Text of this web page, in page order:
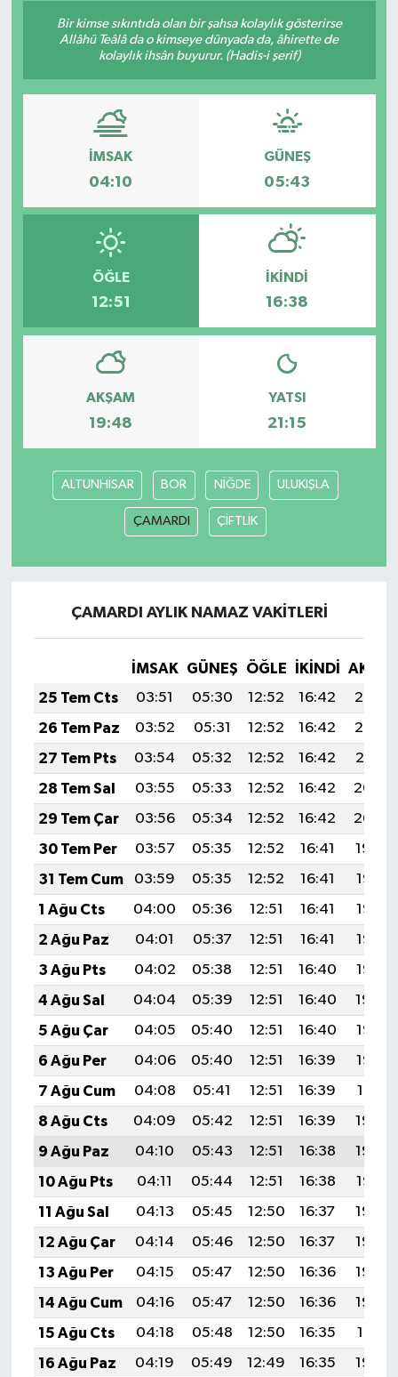
Bir kimse sıkıntıda olan bir şahsa kolaylık gösterirse
Allâhü Teâlâ da o kimseye dünyada da, âhirette de
kolaylık ihsân buyurur. (Hadis-i şerif)
İMSAK
04:10
GÜNEŞ
05:43
ÖĞLE
12:51
İKINDI
16:38
AKŞAM
19:48
YATSI
21:15
ALTUNHİSAR BOR NİĞDE ULUKIŞLA
ÇAMARDI ÇİFTLİK
ÇAMARDI AYLIK NAMAZ VAKITLERI
İMSAK GÜNEŞ ÖĞLE İKINDI
25 Tem Cts
03:51 05:30 12:52 16:42
20:03
26 Tem Paz
03:52 05:31 12:52 16:42
20:02
27 Tem Pts
03:54 05:32 12:52 16:42
20:01
28 Tem Sal
03:55 05:33 12:52 16:42
20:00
29 Tem Çar
03:56 05:34 12:52 16:42
20:00
30 Tem Per
03:57 05:35 12:52 16:41
19:59
31 Tem Cum
03:59 05:35 12:52 16:41
19:58
1 Ağu Cts
04:00 05:36 12:51 16:41
19:57
2 Ağu Paz
04:01 05:37 12:51 16:41
19:56
3 Ağu Pts
04:02 05:38 12:51 16:40
19:55
4 Ağu Sal
04:04 05:39 12:51 16:40
19:54
5 Ağu Çar
04:05 05:40 12:51 16:40
19:53
6 Ağu Per
04:06 05:40 12:51 16:39
19:52
7 Ağu Cum
04:08 05:41 12:51 16:39
19:51
8 Ağu Cts
04:09 05:42 12:51 16:39
19:49
9 Ağu Paz
04:10 05:43 12:51 16:38
19:48
10 Ağu Pts
04:11 05:44 12:51 16:38
19:47
11 Ağu Sal
04:13 05:45 12:50 16:37
19:46
12 Ağu Çar
04:14 05:46 12:50 16:37
19:45
13 Ağu Per
04:15 05:47 12:50 16:36
19:44
14 Ağu Cum
04:16 05:47 12:50 16:36
19:42
15 Ağu Cts
04:18 05:48 12:50 16:35
19:41
16 Ağu Paz
04:19 05:49 12:49 16:35
19:40